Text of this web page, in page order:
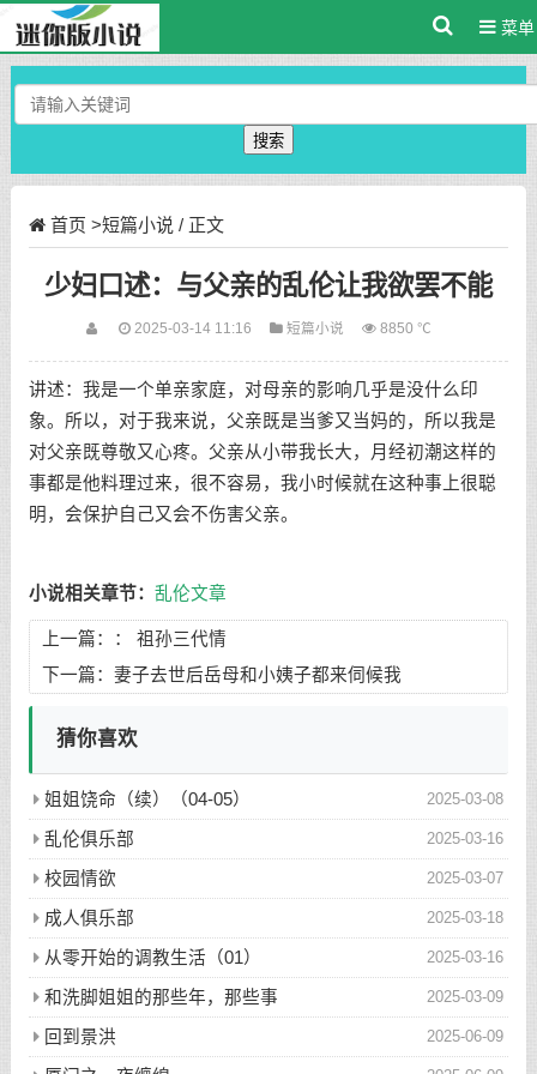
菜单
搜索
首页 >短篇小说 / 正文
少妇口述：与父亲的乱伦让我欲罢不能
2025-03-14 11:16 短篇小说 8850 ℃
讲述：我是一个单亲家庭，对母亲的影响几乎是没什么印
象。所以，对于我来说，父亲既是当爹又当妈的，所以我是
对父亲既尊敬又心疼。父亲从小带我长大，月经初潮这样的
事都是他料理过来，很不容易，我小时候就在这种事上很聪
明，会保护自己又会不伤害父亲。
小说相关章节： 乱伦文章
上一篇：： 祖孙三代情
下一篇： 妻子去世后岳母和小姨子都来伺候我
猜你喜欢
2025-03-08
姐姐饶命（续）（04-05）
2025-03-16
乱伦俱乐部
2025-03-07
校园情欲
2025-03-18
成人俱乐部
2025-03-16
从零开始的调教生活（01）
2025-03-09
和洗脚姐姐的那些年，那些事
2025-06-09
回到景洪